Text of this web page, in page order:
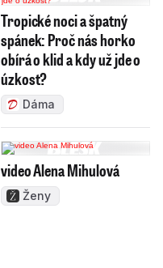
Tropické noci a špatný
spánek: Proč nás horko
obírá o klid a kdy už jde o
úzkost?
Dáma
video Alena Mihulová
Ženy